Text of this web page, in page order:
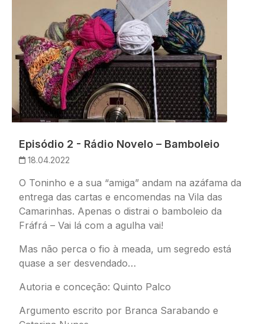
Episódio 2 - Rádio Novelo – Bamboleio
18.04.2022
O Toninho e a sua “amiga” andam na azáfama da
entrega das cartas e encomendas na Vila das
Camarinhas. Apenas o distrai o bamboleio da
Fráfrá – Vai lá com a agulha vai!
Mas não perca o fio à meada, um segredo está
quase a ser desvendado…
Autoria e conceção: Quinto Palco
Argumento escrito por Branca Sarabando e